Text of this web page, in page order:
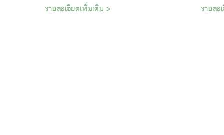
รายละเอียดเพิ่มเติม > รายละ